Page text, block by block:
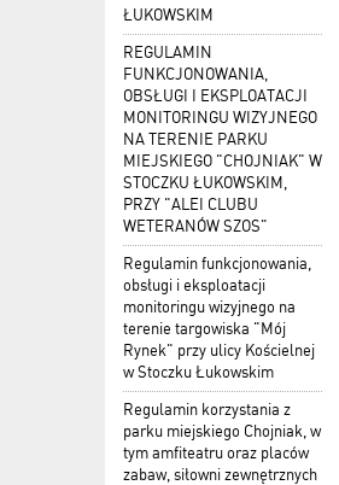
ŁUKOWSKIM
REGULAMIN
FUNKCJONOWANIA,
OBSŁUGI I EKSPLOATACJI
MONITORINGU WIZYJNEGO
NA TERENIE PARKU
MIEJSKIEGO "CHOJNIAK" W
STOCZKU ŁUKOWSKIM,
PRZY "ALEI CLUBU
WETERANÓW SZOS"
Regulamin funkcjonowania,
obsługi i eksploatacji
monitoringu wizyjnego na
terenie targowiska "Mój
Rynek" przy ulicy Kościelnej
w Stoczku Łukowskim
Regulamin korzystania z
parku miejskiego Chojniak, w
tym amfiteatru oraz placów
zabaw, siłowni zewnętrznych